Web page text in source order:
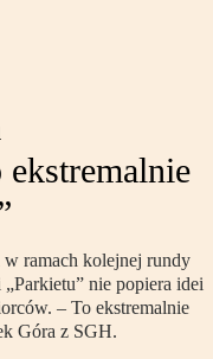
ramach kolejnej rundy
nie popiera idei
– To ekstremalnie
Góra z SGH.